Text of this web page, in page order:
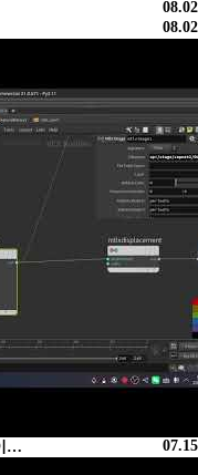
08.02
08.02
07.15
…